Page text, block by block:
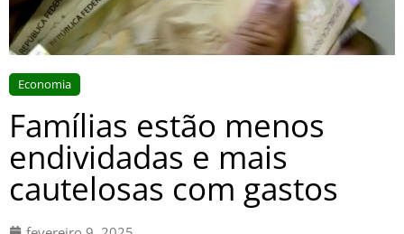
Economia
Famílias estão menos
endividadas e mais
cautelosas com gastos